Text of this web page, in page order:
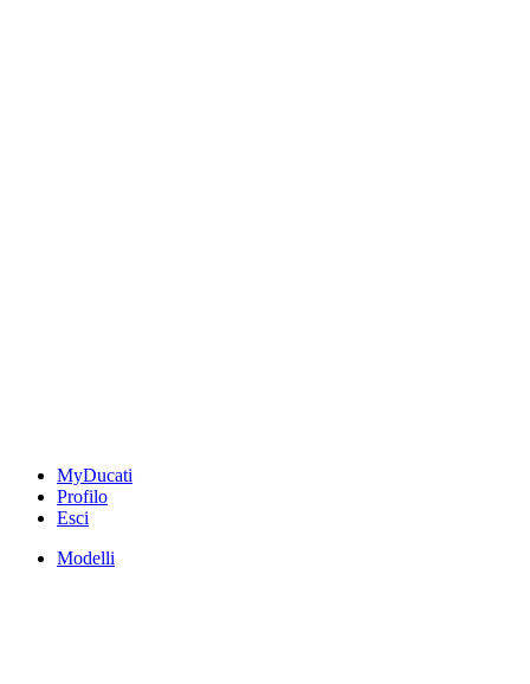
MyDucati
Profilo
Esci
Modelli